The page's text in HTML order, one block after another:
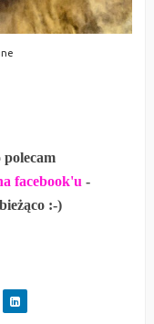
polecam
facebook'u -
:-)